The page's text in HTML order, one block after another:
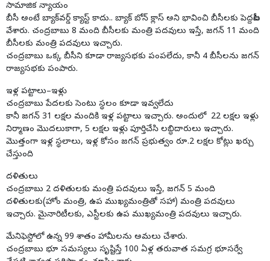
సామాజిక న్యాయం
బీసీ అంటే బ్యాక్‌వర్డ్‌ క్యాస్ట్‌ కాదు.. బ్యాక్‌ బోన్‌ క్లాస్‌ అని భావించి బీసీలకు పెద్దపీట
వేశారు. చంద్రబాబు 8 మంది బీసీలకు మంత్రి పదవులు ఇస్తే, జగన్ 11 మంది
బీసీలకు మంత్రి పదవులు ఇచ్చారు.
చంద్రబాబు ఒక్క బీసీని కూడా రాజ్యసభకు పంపలేదు, కానీ 4 బీసీలను జగన్‌
రాజ్యసభకు పంపారు.
ఇళ్ల పట్టాలు–ఇళ్లు
చంద్రబాబు పేదలకు సెంటు స్థలం కూడా ఇవ్వలేదు
కానీ జగన్‌ 31 లక్షల మందికి ఇళ్ల పట్టాలు ఇచ్చారు. అందులో 22 లక్షల ఇళ్లు
నిర్మాణం మొదలుకాగా, 5 లక్షల ఇళ్లు పూర్తిచేసి లబ్ధిదారులు ఇచ్చారు.
మొత్తంగా ఇళ్ల స్థలాలు, ఇళ్ల కోసం జగన్‌ ప్రభుత్వం రూ.2 లక్షల కోట్లు ఖర్చు
చేస్తుంది
దళితులు
చంద్రబాబు 2 దళితులకు మంత్రి పదవులు ఇస్తే, జగన్‌ 5 మంది
దళితులకు(హోం మంత్రి, ఉప ముఖ్యమంత్రితో సహా) మంత్రి పదవులు
ఇచ్చారు. మైనారిటీలకు, ఎస్టీలకు ఉప ముఖ్యమంత్రి పదవులు ఇచ్చారు.
మేనిఫెస్టోలో ఉన్న 99 శాతం హామీలను అమలు చేశారు.
చంద్రబాబు భూ సమస్యలు సృష్టిస్తే 100 ఏళ్ల తరువాత సమగ్ర భూసర్వే